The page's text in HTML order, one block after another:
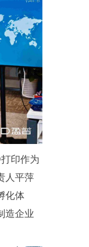
印作为
人平萍
化体
造企业